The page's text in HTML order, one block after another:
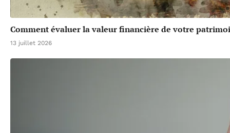
Comment évaluer la valeur financière de votre
13 juillet 2026